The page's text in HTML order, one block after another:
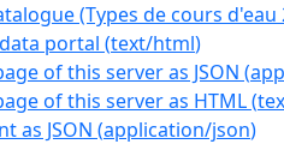
(Types de cours d'eau
portal (text/html)
of this server as JSON (
of this server as HTML(
as JSON (application/json)